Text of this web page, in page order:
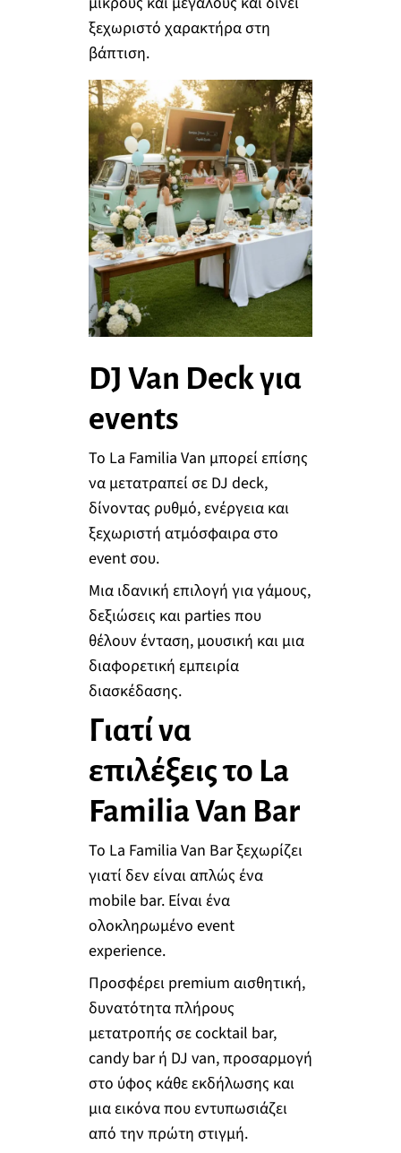
ξεχωριστό χαρακτήρα στη
βάπτιση.
DJ Van Deck για
events
Το La Familia Van μπορεί επίσης
να μετατραπεί σε DJ deck,
δίνοντας ρυθμό, ενέργεια και
ξεχωριστή ατμόσφαιρα στο
event σου.
Μια ιδανική επιλογή για γάμους,
δεξιώσεις και parties που
θέλουν ένταση, μουσική και μια
διαφορετική εμπειρία
διασκέδασης.
Γιατί να
επιλέξεις το La
Familia Van Bar
Το La Familia Van Bar ξεχωρίζει
γιατί δεν είναι απλώς ένα
mobile bar. Είναι ένα
ολοκληρωμένο event
experience.
Προσφέρει premium αισθητική,
δυνατότητα πλήρους
μετατροπής σε cocktail bar,
candy bar ή DJ van, προσαρμογή
στο ύφος κάθε εκδήλωσης και
μια εικόνα που εντυπωσιάζει
από την πρώτη στιγμή.